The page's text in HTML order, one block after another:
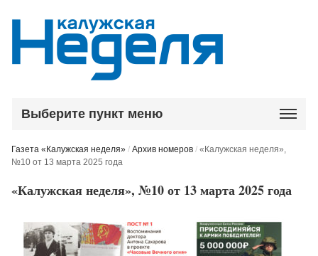
Выберите пункт меню
Газета «Калужская неделя» /Архив номеров /«Калужская неделя»,
№10 от 13 марта 2025 года
«Калужская неделя», №10 от 13 марта 2025 года